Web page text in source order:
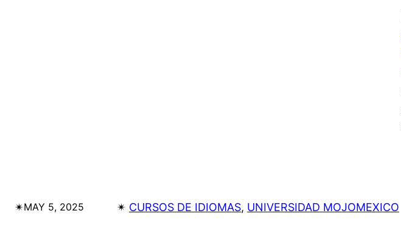
✴︎MAY 5, 2025 ✴︎ CURSOS DE IDIOMAS, UNIVERSIDAD MOJOMEXICO